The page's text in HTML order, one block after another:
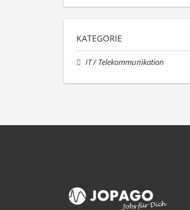
KATEGORIE
IT / Telekommunikation